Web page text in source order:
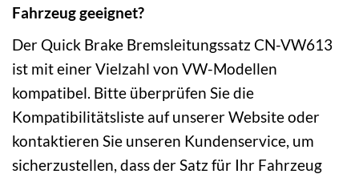
Fahrzeug geeignet?
Der Quick Brake Bremsleitungssatz CN-VW613
ist mit einer Vielzahl von VW-Modellen
kompatibel. Bitte überprüfen Sie die
Kompatibilitätsliste auf unserer Website oder
kontaktieren Sie unseren Kundenservice, um
sicherzustellen, dass der Satz für Ihr Fahrzeug